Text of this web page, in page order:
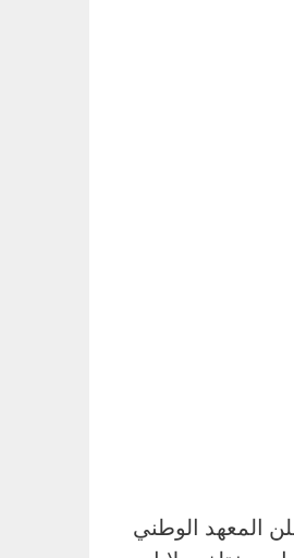
أعلن المعهد الوطني